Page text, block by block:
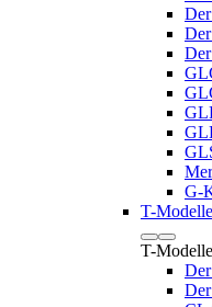
G-
T-
T-